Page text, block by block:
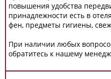
повышения удобства
принадлежности есть в
фен, предметы гигиены,
При наличии любых
обратитесь к нашему